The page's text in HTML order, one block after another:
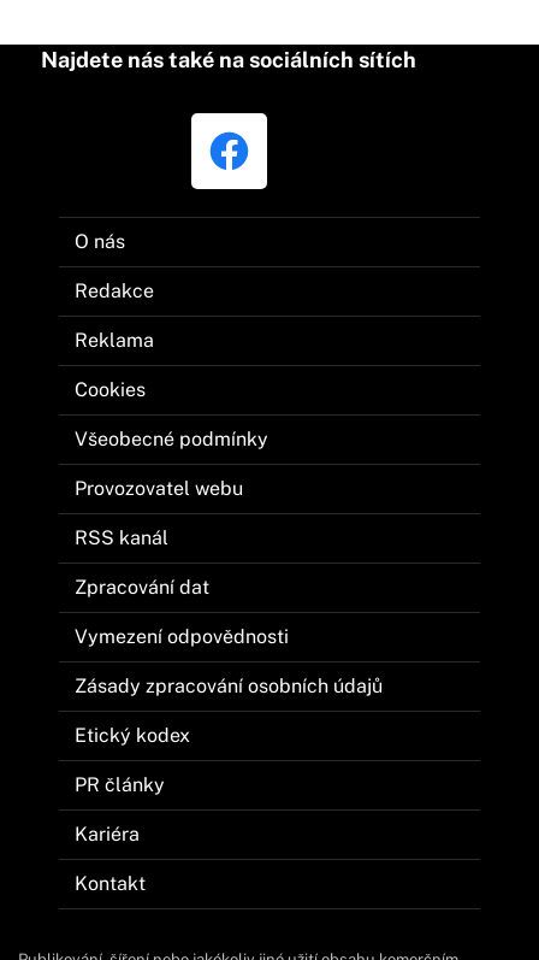
Najdete nás také na sociálních sítích
O nás
Redakce
Reklama
Cookies
Všeobecné podmínky
Provozovatel webu
RSS kanál
Zpracování dat
Vymezení odpovědnosti
Zásady zpracování osobních údajů
Etický kodex
PR články
Kariéra
Kontakt